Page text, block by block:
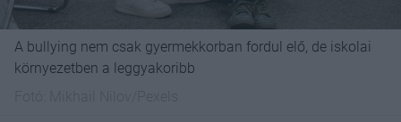
A bullying nem csak gyermekkorban fordul elő, de iskolai
környezetben a leggyakoribb